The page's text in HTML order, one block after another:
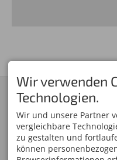
KONTAKT
Skiclub 1906 Oberstdorf
e.V.
Am Faltenbach 27
87561 Oberstdorf
DEUTSCHLAND
Tel.+49 8322 809 01 00
Wir verwenden
Technologien.
Wir und unsere Partner
vergleichbare
zu gestalten und
können